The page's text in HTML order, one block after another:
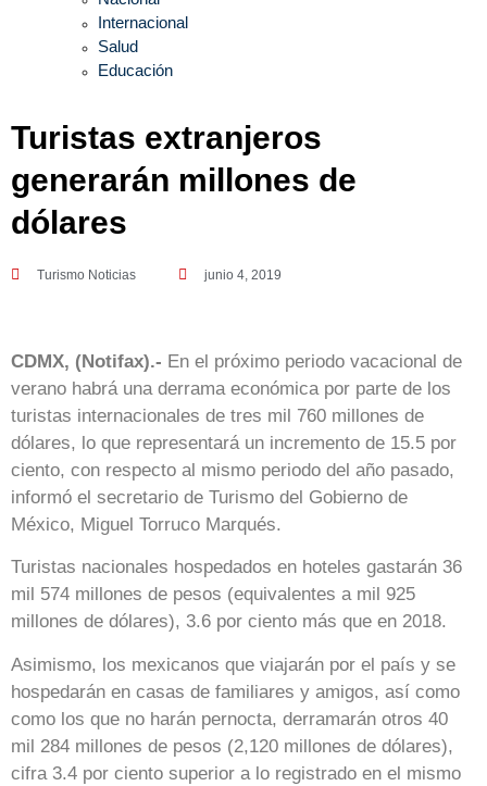
Internacional
Salud
Educación
Turistas extranjeros
generarán millones de
dólares
Turismo Noticias junio 4, 2019
CDMX, (Notifax).- En el próximo periodo vacacional de
verano habrá una derrama económica por parte de los
turistas internacionales de tres mil 760 millones de
dólares, lo que representará un incremento de 15.5 por
ciento, con respecto al mismo periodo del año pasado,
informó el secretario de Turismo del Gobierno de
México, Miguel Torruco Marqués.
Turistas nacionales hospedados en hoteles gastarán 36
mil 574 millones de pesos (equivalentes a mil 925
millones de dólares), 3.6 por ciento más que en 2018.
Asimismo, los mexicanos que viajarán por el país y se
hospedarán en casas de familiares y amigos, así como
como los que no harán pernocta, derramarán otros 40
mil 284 millones de pesos (2,120 millones de dólares),
cifra 3.4 por ciento superior a lo registrado en el mismo